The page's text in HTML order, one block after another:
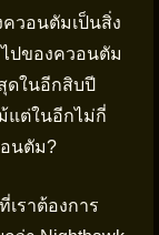
ควอนตัมเป็นสิ่ง
ปของควอนตัม
ดในอีกสิบปี
แต่ในอีกไม่กี่
นตัม?
ราต้องการ